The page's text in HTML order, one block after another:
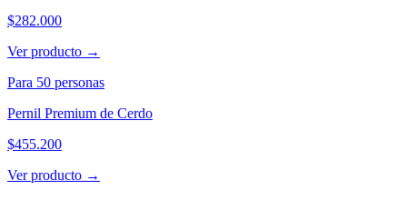
$282.000
Ver producto →
Para 50 personas
Pernil Premium de Cerdo
$455.200
Ver producto →